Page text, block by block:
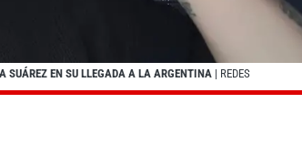
SUÁREZ EN SU LLEGADA A LA ARGENTINA | REDES